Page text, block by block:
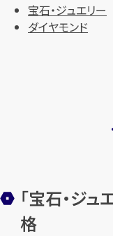
【総合
宝石・ジュエリー
ダイヤモンド
「宝石・ジ
格